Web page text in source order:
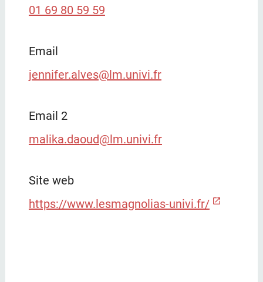
01 69 80 59 59
Email
jennifer.alves@lm.univi.fr
Email 2
malika.daoud@lm.univi.fr
Site web
https://www.lesmagnolias-univi.fr/